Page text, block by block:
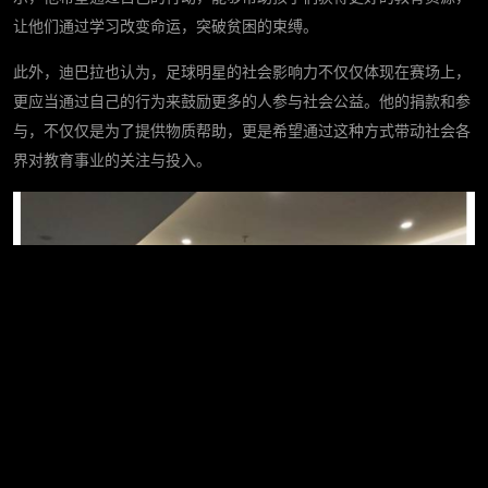
让他们通过学习改变命运，突破贫困的束缚。
此外，迪巴拉也认为，足球明星的社会影响力不仅仅体现在赛场上，
更应当通过自己的行为来鼓励更多的人参与社会公益。他的捐款和参
与，不仅仅是为了提供物质帮助，更是希望通过这种方式带动社会各
界对教育事业的关注与投入。